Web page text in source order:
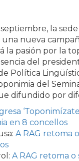
la
nueva
la pasión por la
del
Política
del
difundido por
en 8 concellos
A RAG retoma
A RAG retoma